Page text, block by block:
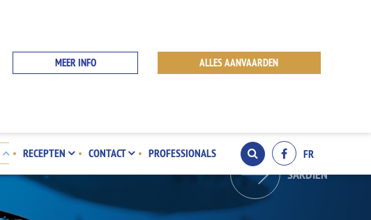
MEER INFO ALLES AANVAARDEN
RECEPTEN CONTACT PROFESSIONALS FR
SARDIEN